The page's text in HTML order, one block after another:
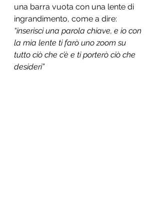
una barra vuota con una lente di
ingrandimento, come a dire:
“inserisci una parola chiave, e io con
la mia lente ti farò uno zoom su
tutto ciò che c’è e ti porterò ciò che
desideri”